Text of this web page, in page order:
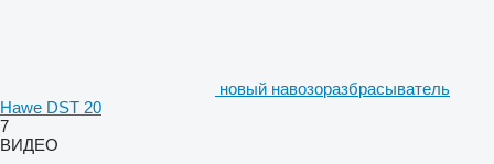
новый навозоразбрасыватель
Hawe DST 20
7
ВИДЕО